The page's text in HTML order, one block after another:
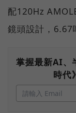
配120Hz
鏡頭設計，6.67
掌握最新AI、
時代